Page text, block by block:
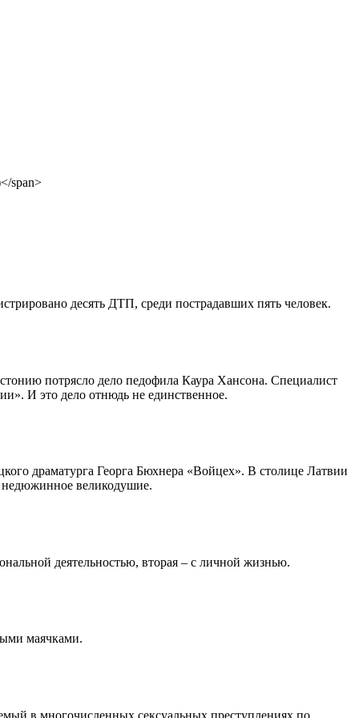
десять ДТП, среди пострадавших пять человек.
потрясло дело педофила Каура Хансона. Специалист
И это дело отнюдь не единственное.
драматурга Георга Бюхнера «Войцех». В столице Латвии
недюжинное великодушие.
деятельностью, вторая – с личной жизнью.
маячками.
в многочисленных сексуальных преступлениях по